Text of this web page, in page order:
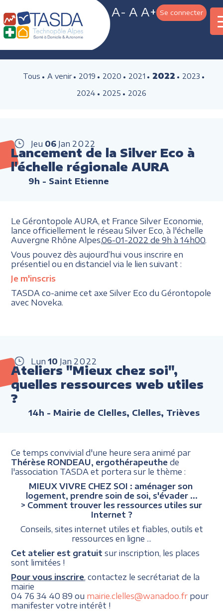
A- A A+ Se connecter
Tous A venir 2019 2020 2021 2022
2023
2024
2025 2026
Jeu 06 Jan 2022
Lancement de la Silver Eco à
l'échelle régionale AURA
9h - Saint Etienne
Le Gérontopole AURA, et France Silver Economie,
lance officiellement le réseau Silver Eco, à l'échelle
Auvergne Rhône Alpes,06-01-2022 de 9h à 14h00
Vous pouvez dès aujourd’hui vous inscrire en
présentiel ou en distanciel via le lien suivant :
Je m'inscris
TASDA co-anime cet axe Silver Eco du Gérontopole
avec Noveka.
Lun 10 Jan 2022
Ateliers "Mieux chez soi",
quelles ressources web utiles
?
14h - Mairie de Clelles, Clelles, Trièves
Ce temps convivial d'une heure sera animé par
Thérèse RONDEAU, ergothérapeuthe de
l'association TASDA et portera sur le thème :
MIEUX VIVRE CHEZ SOI : aménager son
logement, prendre soin de soi, s'évader ...
> Comment trouver les ressources utiles sur
Internet ?
Conseils, sites internet utiles et fiables, outils et
ressources en ligne ...
Cet atelier est gratuit sur inscription, les places
sont limitées !
Pour vous inscrire , contactez le secrétariat de la
mairie
04 76 34 40 89 ou mairie.clelles@wanadoo.fr pour
manifester votre intérêt !